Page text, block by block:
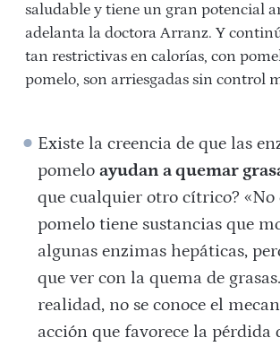
saludable y tiene un gran potencial
adelanta la doctora Arranz. Y
tan restrictivas en calorías, con
pomelo, son arriesgadas sin control
Existe la creencia de que las
pomeloayudan a quemar
que cualquier otro cítrico? «No
pomelo tiene sustancias que
algunas enzimas hepáticas,
que ver con la quema de
realidad, no se conoce el
acción que favorece la pérdida